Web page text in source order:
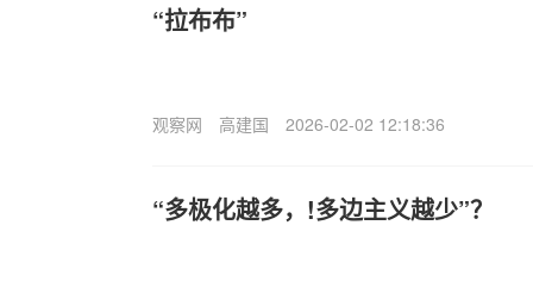
“拉布布”
观察网 高建国 2026-02-02 12:18:36
“多极化越多，!多边主义越少”？